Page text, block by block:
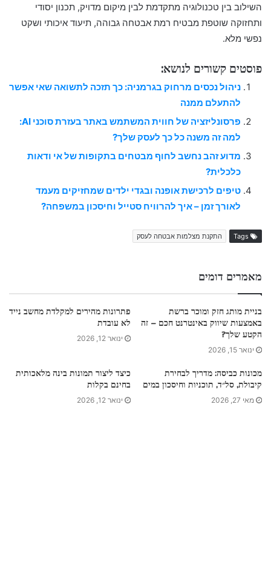
השילוב בין טכנולוגיה מתקדמת לבין מיקום מדויק, תכנון יסודי
ותחזוקה שוטפת מבטיח רמת אבטחה גבוהה, תיעוד איכותי ושקט
נפשי מלא.
פוסטים קשורים לנושא:
ניהול נכסים מרחוק בגרמניה: כך תזכה לתשואה שאי אפשר
להתעלם ממנה
פרסונליזציה של חווית המשתמש באתר בעזרת סוכני AI:
למה זה משנה כל כך לעסק שלך?
מדוע זהב נחשב לחוף מבטחים בתקופות של אי ודאות
כלכלית?
טיפים לרכישת אופנה ובגדי ילדים שמחזיקים מעמד
לאורך זמן – איך להרוויח סטייל וחיסכון במשפחה?
התקנת מצלמות אבטחה לעסק
מאמרים דומים
בניית מותג חזק ומוכר ברשת
באמצעות שיווק באינטרנט חכם – זה
הקטע שלך?
ינואר 15, 2026
פתרונות מהירים למקלדת מחשב נייד
לא עובדת
ינואר 12, 2026
מכונות כביסה: מדריך לבחירת
קיבולת, סל״ד, תוכניות וחיסכון במים
מאי 27, 2026
כיצד ליצור תמונות בינה מלאכותית
בחינם בקלות
ינואר 12, 2026